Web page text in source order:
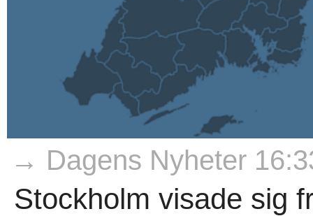
→ Dagens Nyheter
Stockholm visade sig